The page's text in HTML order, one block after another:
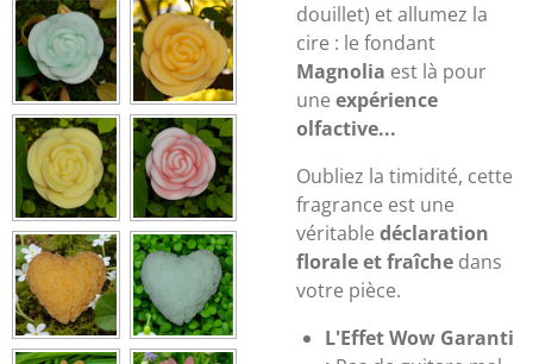
douillet) et allumez la
cire : le fondant
Magnolia est là pour
une expérience
olfactive...
Oubliez la timidité, cette
fragrance est une
véritable déclaration
florale et fraîche dans
votre pièce.
L'Effet Wow Garanti